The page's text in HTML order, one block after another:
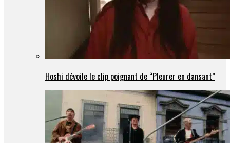
Hoshi dévoile le clip poignant de “Pleurer en dansant”